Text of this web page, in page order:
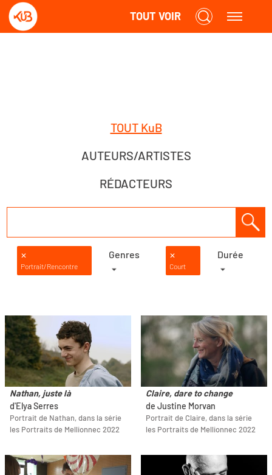
TOUT VOIR
TOUT KuB
AUTEURS/ARTISTES
RÉDACTEURS
✕
Portrait/Rencontre
Genres
✕
Court
Durée
Nathan, juste là
d'Elya Serres
Portrait de Nathan, dans la série
les Portraits de Mellionnec 2022
Claire, dare to change
de Justine Morvan
Portrait de Claire, dans la série
les Portraits de Mellionnec 2022